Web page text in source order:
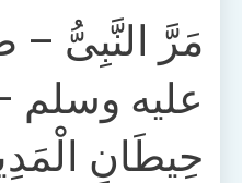
مَرَّ النَّبِىُّ –
عليه وسلم
حِيطَانِ